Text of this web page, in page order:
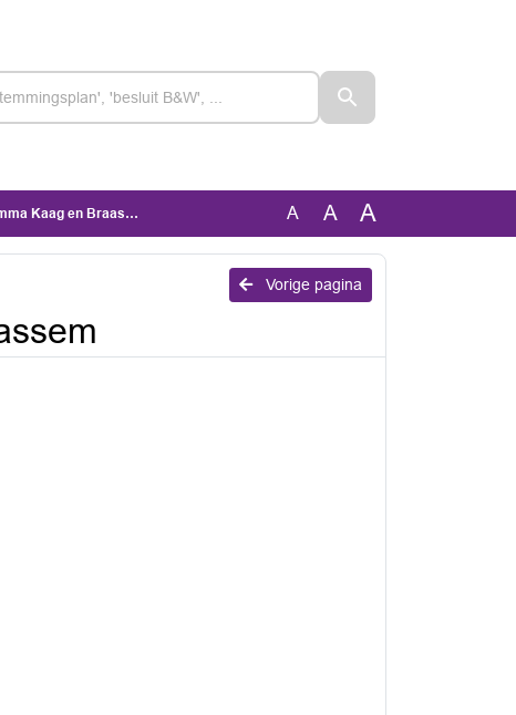
Kaag en Braassem A A A
Vorige pagina